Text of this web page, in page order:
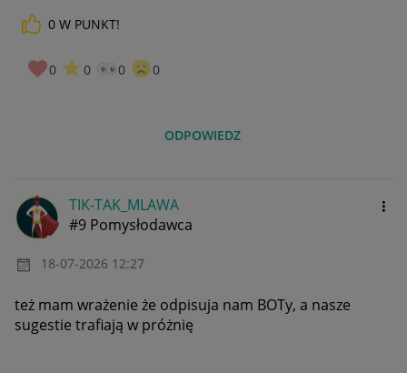
0 W PUNKT!
0 0 0 0
ODPOWIEDZ
TIK-TAK_MLAWA
#9 Pomysłodawca
‎18-07-2026 12:27
też mam wrażenie że odpisuja nam BOTy, a nasze
sugestie trafiają w próżnię